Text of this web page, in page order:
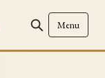
Menu